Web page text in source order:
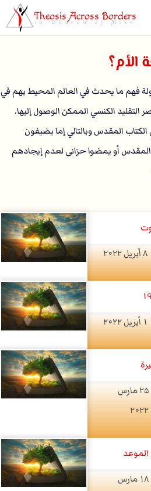
Theosis Across Borders
in Church of Misr
اﻷم؟
فهم ما يحدث في العالم المحيط بهم في
التقليد الكنسي الممكن الوصول إليها.
المقدس وبالتالي إما يضيفون
أو يمضوا حزانى لعدم إيجادهم
۸ أبريل ۲۰۲۲
۱ أبريل ۲۰۲۲
۲۵ مارس
۲۰۲۲
۱۸ مارس